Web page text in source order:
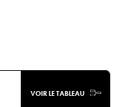
VOIR LE TABLEAU